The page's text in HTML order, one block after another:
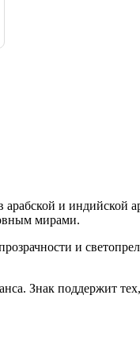
и индийской
мирами.
и
Знак поддержит